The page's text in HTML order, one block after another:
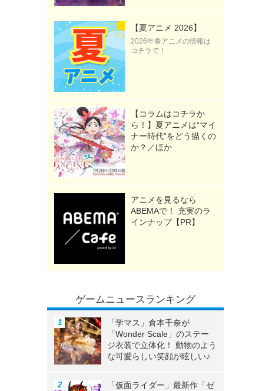
【夏アニメ 2026】
2026年春アニメの情報は
コチラで！
【コラムはコチラか
ら！】夏アニメは“マイ
ナー時代”をどう描くの
か？／ほか
アニメを見るなら
ABEMAで！ 充実のラ
インナップ【PR】
ゲームニュースランキング
「学マス」倉本千奈が
「Wonder Scale」のステー
ジ衣装で立体化！ 動物のよう
な可愛らしい笑顔が眩しい♪
「仮面ライダー」最新作「ゼ